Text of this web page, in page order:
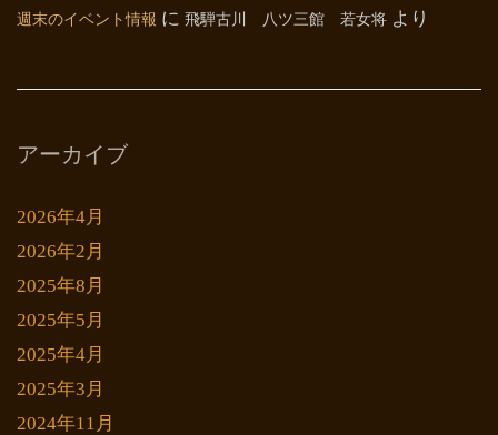
週末のイベント情報 に 飛騨古川 八ツ三館 若女将 より
アーカイブ
2026年4月
2026年2月
2025年8月
2025年5月
2025年4月
2025年3月
2024年11月